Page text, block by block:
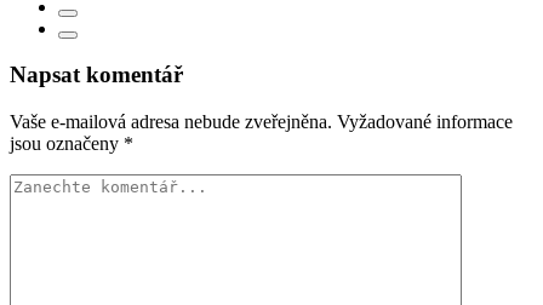
Napsat komentář
Vaše e-mailová adresa nebude zveřejněna. Vyžadované informace
jsou označeny *